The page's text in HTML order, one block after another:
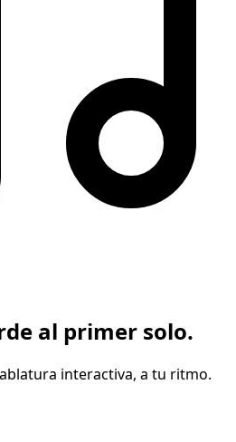
al primer solo.
interactiva, a tu ritmo.